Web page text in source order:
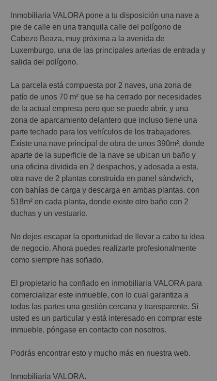
Inmobiliaria VALORA pone a tu disposición una nave a
pie de calle en una tranquila calle del polígono de
Cabezo Beaza, muy próxima a la avenida de
Luxemburgo, una de las principales arterias de entrada y
salida del polígono.
La parcela está compuesta por 2 naves, una zona de
patío de unos 70 m² que se ha cerrado por necesidades
de la actual empresa pero que se puede abrir, y una
zona de aparcamiento delantero que incluso tiene una
parte techado para los vehículos de los trabajadores.
Existe una nave principal de obra de unos 390m², donde
aparte de la superficie de la nave se ubican un baño y
una oficina dividida en 2 despachos, y adosada a esta,
otra nave de 2 plantas construida en panel sándwich,
con bahías de carga y descarga en ambas plantas. con
518m² en cada planta, donde existe otro baño con 2
duchas y un vestuario.
No dejes escapar la oportunidad de llevar a cabo tu idea
de negocio. Ahora puedes realizarte profesionalmente
como siempre has soñado.
El propietario ha confiado en inmobiliaria VALORA para
comercializar este inmueble, con lo cual garantiza a
todas las partes una gestión cercana y transparente. Si
usted es un particular y está interesado en comprar este
inmueble, póngase en contacto con nosotros.
Podrás encontrar esto y mucho más en nuestra web.
Inmobiliaria VALORA.